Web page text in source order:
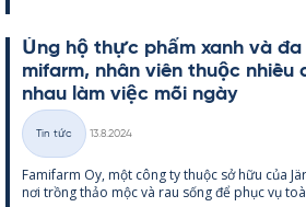
Ủng hộ thực phẩm xanh và
mi­farm, nhân viên thuộc nhiều
nhau làm việc mỗi ngày
Thể
loại
Tin tức
13.8.2024
Fa­mi­farm Oy, một công ty thuộc sở hữu của
nơi trồng thảo mộc và rau sống để phục vụ